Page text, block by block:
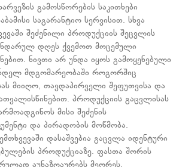
გამოსწორების საკითხები
საგარანტიო სერვისით. სხვა
შეძენილი პროდუქციის შეცვლის
დღეს ქვემოთ მოცემული
ნივთი არ უნდა იყოს გამოყენებული
მდგომარეობაში როგორშიც
მიიღო, თავდაპირველი შეფუთვისა და
პროდუქციის გაცვლისას
მისი შეძენის
და პირადობის მოწმობა.
დასაშვებია გაცვლა იდენტური
პროდუქციაზე. ფასთა შორის
აუნაზღაურებს მეორეს.